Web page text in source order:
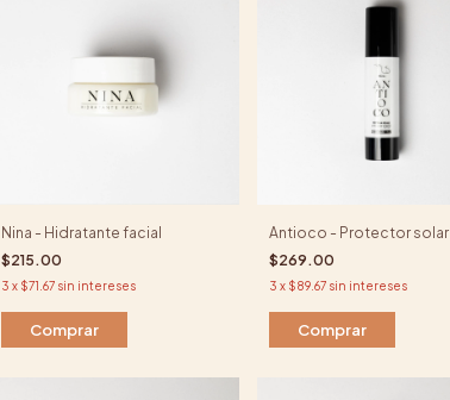
Nina - Hidratante facial
$215.00
3 x $71.67 sin intereses
Comprar
Antioco - Protector solar
$269.00
3 x $89.67 sin intereses
Comprar